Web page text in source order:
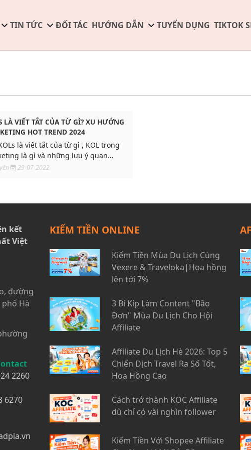
TIN TỨC ĐỐI TÁC HƯỚNG DẪN TUYỂN DỤNG TIKTOK
LÀ VIẾT TẮT CỦA TỪ GÌ? XU HƯỚNG
HOT TREND 2024
là viết tắt của từ gì , KOL trong
là gì và những lưu ý quan
doanh nghiệp cần biết về KOLs và
29-07-2022
kết
Việt
đường
Hà
2260
6270
KIẾM TIỀN ONLINE
Kiếm Tiền Mùa Du Lịch Cùng
Vexere & Traveloka|Hoa hồng
lên tới 7%
3 Bí Kíp Làm Content "Bão
Đơn" Mùa Du Lịch Cho Hội
Affiliate
Affiliate Du Lịch Hè 2026: Top 5
Chiến Dịch Travel Ra Số Tốt,
Hoa Hồng Cao
Cách trở thành KOC Affiliate
dù chỉ có vài nghìn follower
Kiếm Tiền Với Shopee Affiliate